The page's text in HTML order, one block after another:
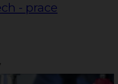
- prace
,